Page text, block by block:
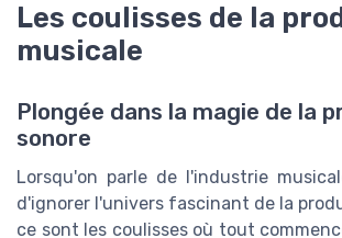
Les coulisses de la
musicale
Plongée dans la magie de la
sonore
Lorsqu'on parle de l'industrie
d'ignorer l'univers fascinant de la
ce sont les coulisses où tout